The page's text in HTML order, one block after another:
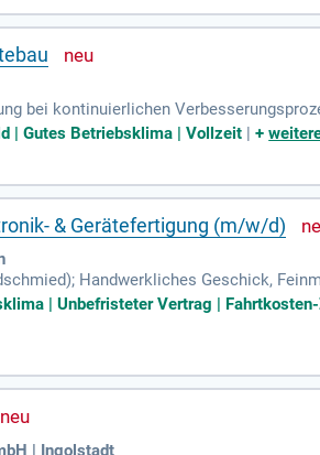
bei kontinuierlichen
Informationselektroniker,
| Gutes Betriebsklima | Vollzeit |+
& Gerätefertigung (m/w/d)
Handwerkliches Geschick,
Baugruppen; Lötkenntnisse oder
| Unbefristeter Vertrag |
| Ingolstadt